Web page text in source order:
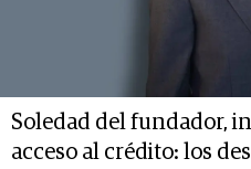
Soledad del fundador,
acceso al crédito: los